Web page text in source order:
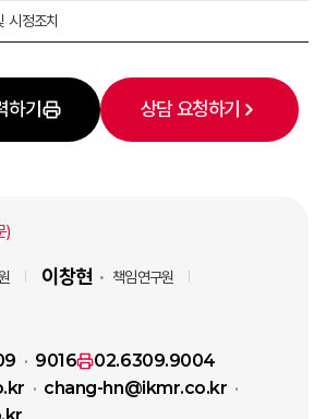
시정조치
기 상담 요청하기
)
이창현 책임연구원
9016
02.6309.9004
chang-hn@ikmr.co.kr